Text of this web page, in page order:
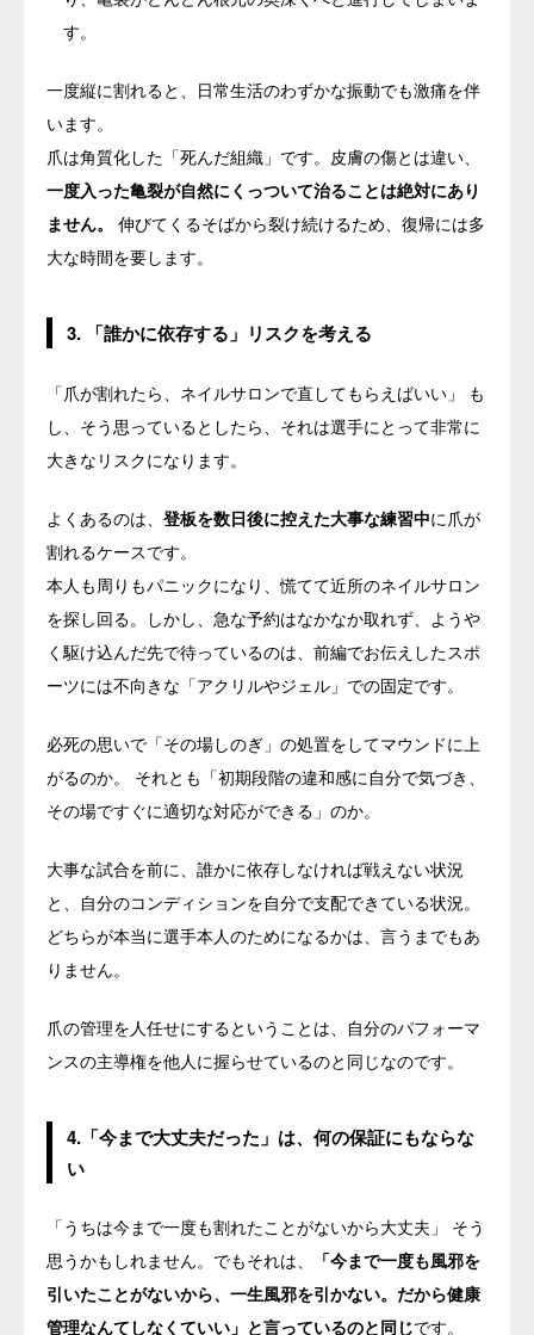
す。
一度縦に割れると、日常生活のわずかな振動でも激痛を伴
います。
爪は角質化した「死んだ組織」です。皮膚の傷とは違い、
一度入った亀裂が自然にくっついて治ることは絶対にあり
ません。
伸びてくるそばから裂け続けるため、復帰には多
大な時間を要します。
3. 「誰かに依存する」リスクを考える
「爪が割れたら、ネイルサロンで直してもらえばいい」 も
し、そう思っているとしたら、それは選手にとって非常に
大きなリスクになります。
よくあるのは、登板を数日後に控えた大事な練習中に爪が
割れるケースです。
本人も周りもパニックになり、慌てて近所のネイルサロン
を探し回る。しかし、急な予約はなかなか取れず、ようや
く駆け込んだ先で待っているのは、前編でお伝えしたスポ
ーツには不向きな「アクリルやジェル」での固定です。
必死の思いで「その場しのぎ」の処置をしてマウンドに上
がるのか。 それとも「初期段階の違和感に自分で気づき、
その場ですぐに適切な対応ができる」のか。
大事な試合を前に、誰かに依存しなければ戦えない状況
と、自分のコンディションを自分で支配できている状況。
どちらが本当に選手本人のためになるかは、言うまでもあ
りません。
爪の管理を人任せにするということは、自分のパフォーマ
ンスの主導権を他人に握らせているのと同じなのです。
4.「今まで大丈夫だった」は、何の保証にもならな
い
「うちは今まで一度も割れたことがないから大丈夫」 そう
思うかもしれません。でもそれは、
「今まで一度も風邪を
引いたことがないから、一生風邪を引かない。だから健康
管理なんてしなくていい」と言っているのと同じです。